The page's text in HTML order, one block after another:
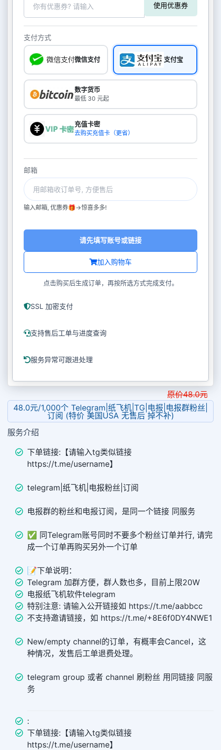
使用优惠券
支付方式
微信支付 支付宝
数字货币
最低 30 元起
充值卡密
去购买充值卡（更省）
邮箱
输入邮箱, 优惠券🎁->惊喜多多!
加入购物车
请先填写账号或链接
点击购买后生成订单，再按所选方式完成支付。
SSL 加密支付
支持售后工单与进度查询
服务异常可跟进处理
原价48.0元
48.0元/1,000个 Telegram|纸飞机|TG|电报|电报群粉丝|
订阅 (特价 美国USA 无售后 掉不补)
服务介绍
下单链接:【请输入tg类似链接
https://t.me/username】
telegram|纸飞机|电报粉丝|订阅
电报群的粉丝和电报订阅，是同一个链接 同服务
✅ 同Telegram账号同时不要多个粉丝订单并行, 请完
成一个订单再购买另外一个订单
📝下单说明：
Telegram 加群方便，群人数也多，目前上限20W
电报纸飞机软件telegram
特别注意: 请输入公开链接如 https://t.me/aabbcc
不支持邀请链接，如 https://t.me/+8E6f0DY4NWE1
New/empty channel的订单，有概率会Cancel，这
种情况，发售后工单退费处理。
telegram group 或者 channel 刷粉丝 用同链接 同服
务
:
下单链接:【请输入tg类似链接
https://t.me/username】